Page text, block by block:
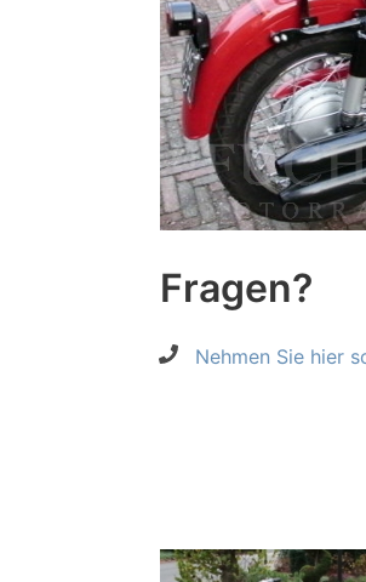
Fragen?
Nehmen Sie hier